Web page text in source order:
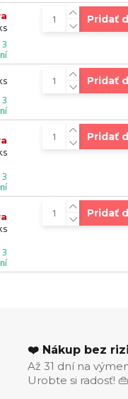
Pridať
Pridať
Pridať
Pridať
❤️ Nákup bez
Až 31 dní na
Urobte si radosť! 👜